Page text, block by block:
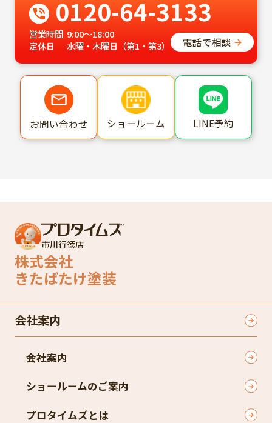
0120-64-3133
営業時間 9:00～18:00
定休日
水曜・木曜日（第1・第3） 電話で相談
お問い合わせ ショールーム LINE予約
市川行徳店
株式会社
きたばたけ塗装
会社案内
会社案内
ショールームのご案内
プロタイムズとは